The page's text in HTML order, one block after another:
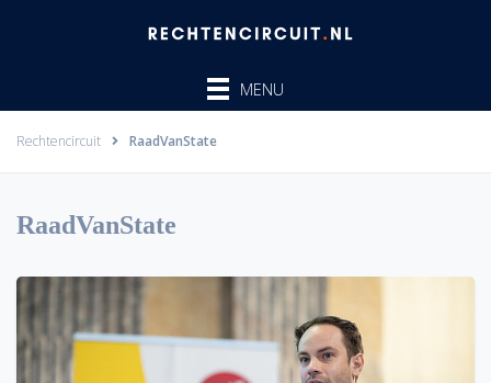
MENU
Rechtencircuit RaadVanState
RaadVanState